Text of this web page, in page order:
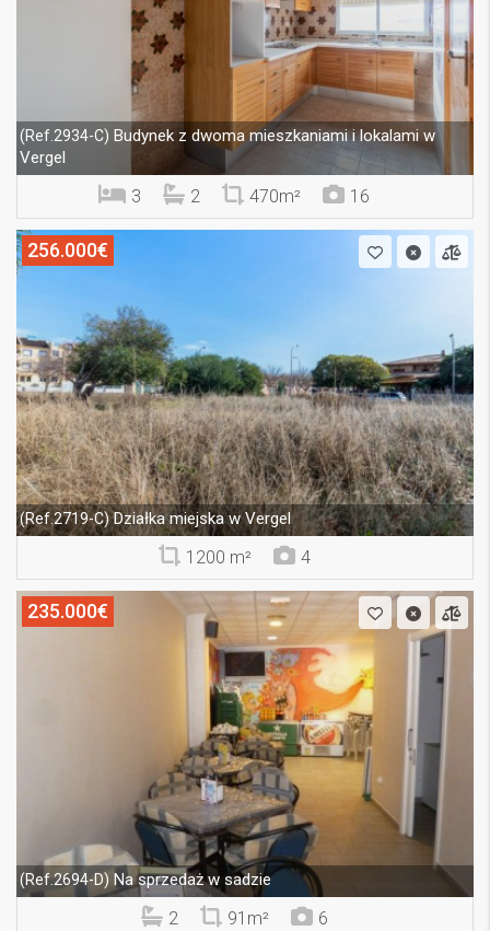
(Ref.2934-C) Budynek z dwoma mieszkaniami i lokalami w
Vergel
3 2 470m² 16
256.000€
(Ref.2719-C)Działka miejska w Vergel
1200 m² 4
235.000€
(Ref.2694-D) Na sprzedaż w sadzie
2 91m² 6